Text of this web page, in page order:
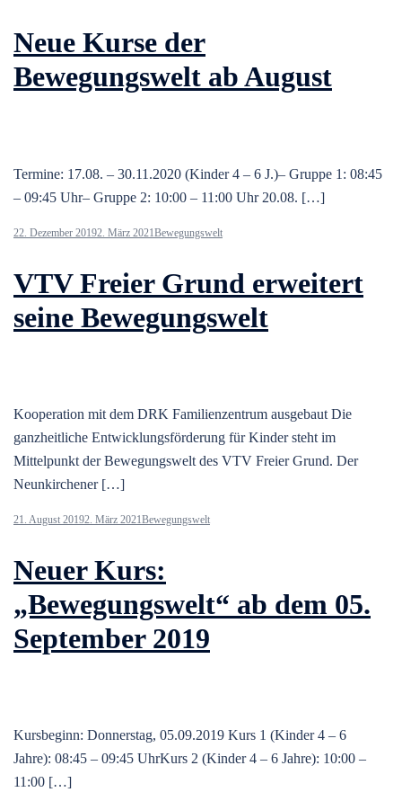
Neue Kurse der
Bewegungswelt ab August
Termine: 17.08. – 30.11.2020 (Kinder 4 – 6 J.)– Gruppe 1: 08:45
– 09:45 Uhr– Gruppe 2: 10:00 – 11:00 Uhr 20.08. […]
22. Dezember 20192. März 2021Bewegungswelt
VTV Freier Grund erweitert
seine Bewegungswelt
Kooperation mit dem DRK Familienzentrum ausgebaut Die
ganzheitliche Entwicklungsförderung für Kinder steht im
Mittelpunkt der Bewegungswelt des VTV Freier Grund. Der
Neunkirchener […]
21. August 20192. März 2021Bewegungswelt
Neuer Kurs:
„Bewegungswelt“ ab dem 05.
September 2019
Kursbeginn: Donnerstag, 05.09.2019 Kurs 1 (Kinder 4 – 6
Jahre): 08:45 – 09:45 UhrKurs 2 (Kinder 4 – 6 Jahre): 10:00 –
11:00 […]